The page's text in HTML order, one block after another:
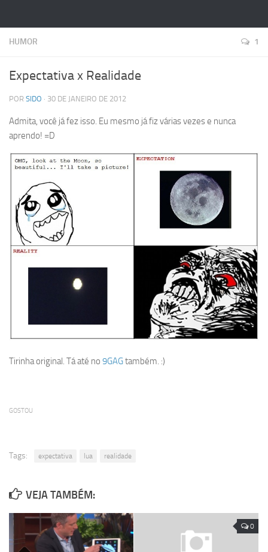
HUMOR 1
Expectativa x Realidade
POR SIDO · 30 DE JANEIRO DE 2012
Admita, você já fez isso. Eu mesmo já fiz várias vezes e nunca
aprendo! =D
Tirinha original. Tá até no 9GAGtambém. :)
GOSTOU
Tags: expectativa lua realidade
VEJA TAMBÉM:
0